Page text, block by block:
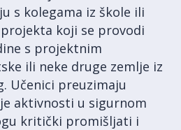
s kolegama iz škole ili
koji se provodi
s projektnim
ili neke druge zemlje iz
Učenici preuzimaju
aktivnosti u sigurnom
kritički promišljati i